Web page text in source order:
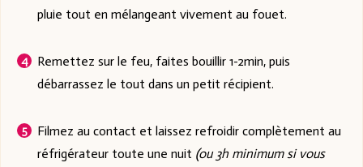
pluie tout en mélangeant vivement au fouet.
Remettez sur le feu, faites bouillir 1-2min, puis
débarrassez le tout dans un petit récipient.
Filmez au contact et laissez refroidir complètement au
réfrigérateur toute une nuit (ou 3h minimum si vous